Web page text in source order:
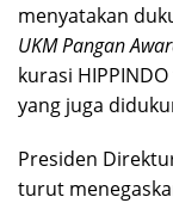
menyatakan
UKM Pangan
kurasi
yang juga
Presiden
turut